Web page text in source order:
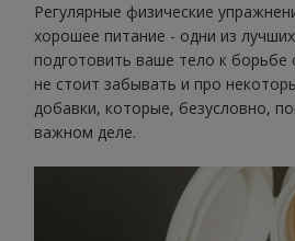
Регулярные физические
хорошее питание - одни из
подготовить ваше тело к борьбе
не стоит забывать и про
добавки, которые, безусловно,
важном деле.